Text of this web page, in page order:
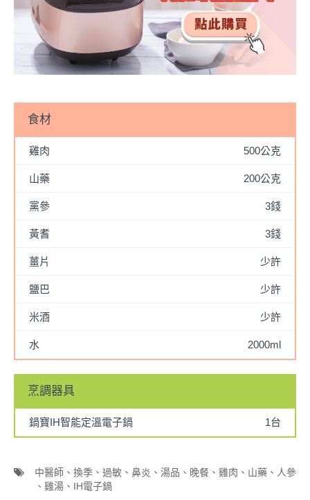
食材
雞肉 500公克
山藥 200公克
黨參 3錢
黃耆 3錢
薑片 少許
鹽巴 少許
米酒 少許
水 2000ml
烹調器具
鍋寶IH智能定溫電子鍋 1台
中醫師 換季 過敏 鼻炎 湯品 晚餐 雞肉 山藥
人參
雞湯
IH電子鍋